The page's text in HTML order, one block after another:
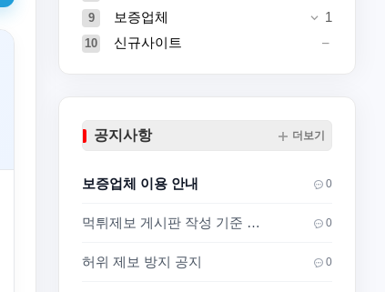
9 보증업체 1
10 신규사이트
공지사항 더보기
보증업체 이용 안내 0
먹튀제보 게시판 작성 기준 안내 0
허위 제보 방지 공지 0